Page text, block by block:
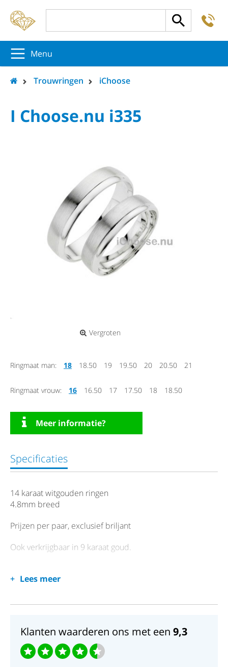
Menu
Trouwringen iChoose
I Choose.nu i335
Vergroten
Ringmaat man: 18 18.50 19 19.50 20 20.50 21
Ringmaat vrouw: 16 16.50 17 17.50 18 18.50
Meer informatie?
Specificaties
14 karaat witgouden ringen
4.8mm breed
Prijzen per paar, exclusief briljant
Ook verkrijgbaar in 9 karaat goud.
Lees meer
Klanten waarderen ons met een 9,3